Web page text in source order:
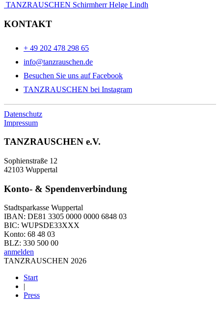
TANZRAUSCHEN Schirmherr Helge Lindh
KONTAKT
+ 49 202 478 298 65
info@tanzrauschen.de
Besuchen Sie uns auf Facebook
TANZRAUSCHEN bei Instagram
Datenschutz
Impressum
TANZRAUSCHEN e.V.
Sophienstraße 12
42103 Wuppertal
Konto- & Spendenverbindung
Stadtsparkasse Wuppertal
IBAN: DE81 3305 0000 0000 6848 03
BIC: WUPSDE33XXX
Konto: 68 48 03
BLZ: 330 500 00
anmelden
TANZRAUSCHEN 2026
Start
|
Press